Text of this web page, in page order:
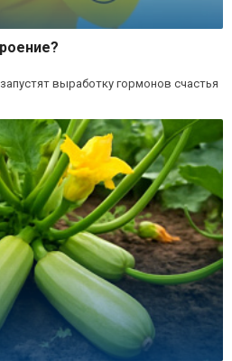
выработку гормонов счастья